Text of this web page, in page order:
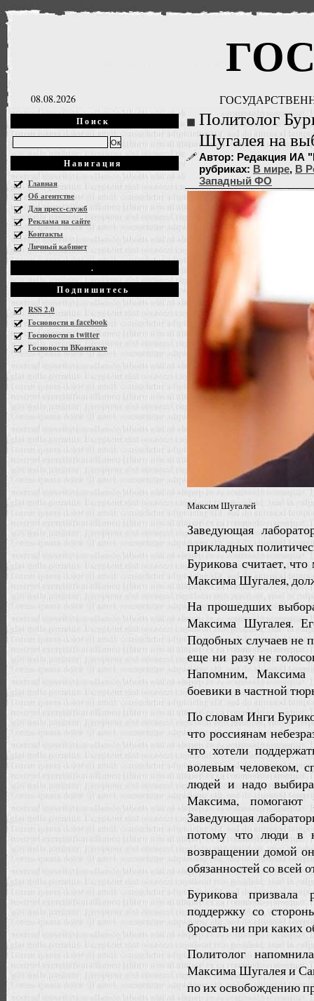
08.08.2026
Поиск
Навигация
Главная
Об агентстве
Для пресс-служб
Реклама на сайте
Контакты
Личный кабинет
.
Подпишитесь
RSS 2.0
Госновости в facebook
Госновости в twitter
Госновости ВКонтакте
Политолог
Шугалея на
Автор: Редакция ИА
рубриках: В мире, В
Западный ФО
Максим Шугалей
Заведующая
прикладных
Бурикова считает,
Максима Шугалея,
На прошедших
Максима Шугалея.
Подобных случаев не
еще ни разу не
Напомним, Максима
боевики в частной
По словам Инги
что россиянам
что хотели
волевым человеком,
людей и надо
Максима, помогают
Заведующая
потому что люди в
возвращении домой
обязанностей со всей
Бурикова призвала
поддержку со
бросать ни при каких
Политолог
Максима Шугалея и
по их освобождению